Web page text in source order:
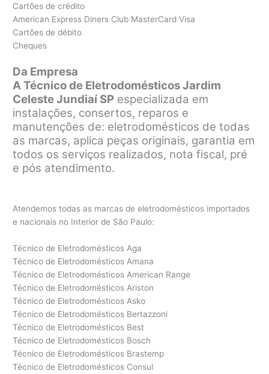
Cartões de crédito
American Express Diners Club MasterCard Visa
Cartões de débito
Cheques
Da Empresa
A Técnico de Eletrodomésticos Jardim
Celeste Jundiaí SP especializada em
instalações, consertos, reparos e
manutenções de: eletrodomésticos de todas
as marcas, aplica peças originais, garantia em
todos os serviços realizados, nota fiscal, pré
e pós atendimento.
Atendemos todas as marcas de eletrodomésticos importados
e nacionais no Interior de São Paulo:
Técnico de Eletrodomésticos Aga
Técnico de Eletrodomésticos Amana
Técnico de Eletrodomésticos American Range
Técnico de Eletrodomésticos Ariston
Técnico de Eletrodomésticos Asko
Técnico de Eletrodomésticos Bertazzoni
Técnico de Eletrodomésticos Best
Técnico de Eletrodomésticos Bosch
Técnico de Eletrodomésticos Brastemp
Técnico de Eletrodomésticos Consul